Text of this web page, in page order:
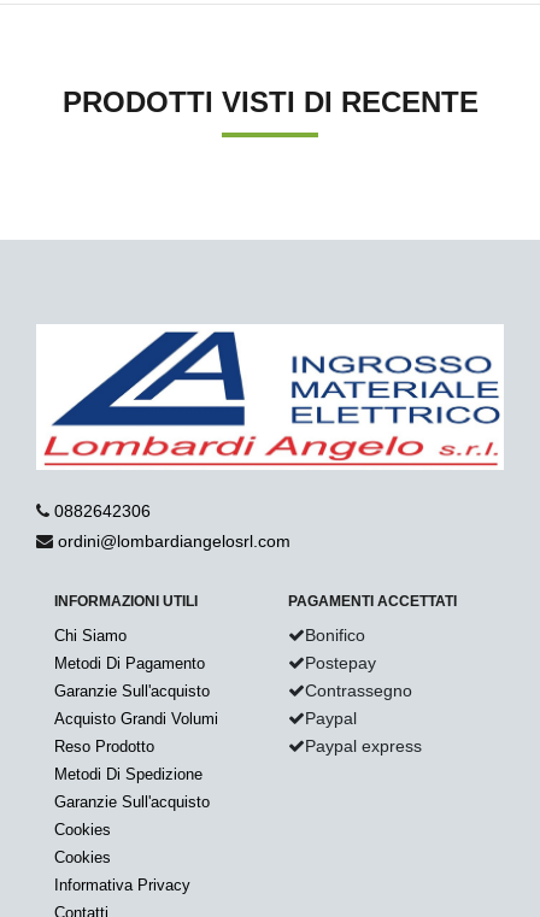
PRODOTTI VISTI DI RECENTE
0882642306
ordini@lombardiangelosrl.com
INFORMAZIONI UTILI
Chi Siamo
Metodi Di Pagamento
Garanzie Sull'acquisto
Acquisto Grandi Volumi
Reso Prodotto
Metodi Di Spedizione
Garanzie Sull'acquisto
Cookies
Cookies
Informativa Privacy
Contatti
PAGAMENTI ACCETTATI
Bonifico
Postepay
Contrassegno
Paypal
Paypal express